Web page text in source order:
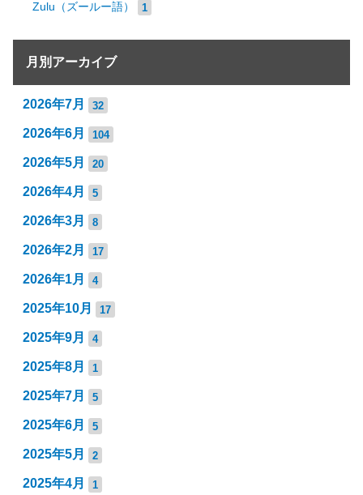
Zulu（ズールー語） 1
月別アーカイブ
2026年7月 32
2026年6月 104
2026年5月 20
2026年4月 5
2026年3月 8
2026年2月 17
2026年1月 4
2025年10月 17
2025年9月 4
2025年8月 1
2025年7月 5
2025年6月 5
2025年5月 2
2025年4月 1